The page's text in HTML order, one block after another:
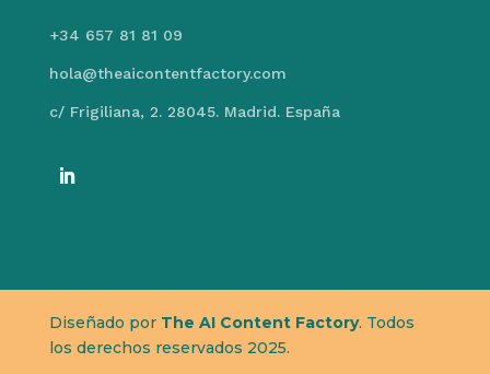
+34 657 81 81 09
hola@theaicontentfactory.com
c/ Frigiliana, 2. 28045. Madrid. España
Diseñado por The AI Content Factory. Todos
los derechos reservados 2025.